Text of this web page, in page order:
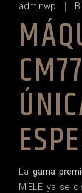
adminwp
La gama
MIELE ya se